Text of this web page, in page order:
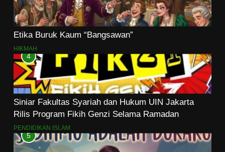
Etika Buruk Kaum “Bangsawan”
HIKMAH
4
Siniar Fakultas Syariah dan Hukum UIN Jakarta
Rilis Program Fikih Genzi Selama Ramadan
PENDIDIKAN ISLAM
5